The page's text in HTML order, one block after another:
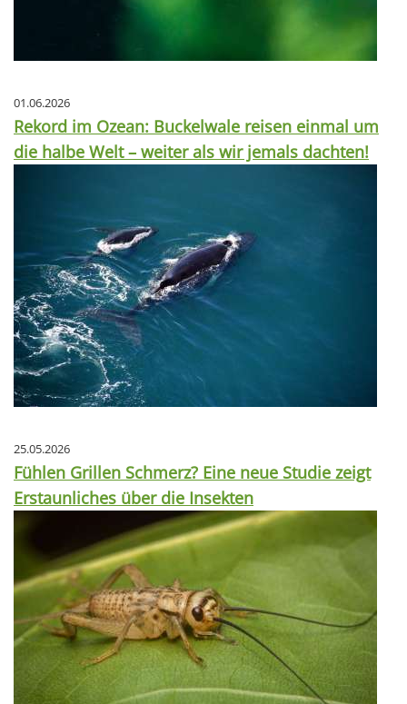
01.06.2026
Rekord im Ozean: Buckelwale reisen einmal um
die halbe Welt – weiter als wir jemals dachten!
25.05.2026
Fühlen Grillen Schmerz? Eine neue Studie zeigt
Erstaunliches über die Insekten